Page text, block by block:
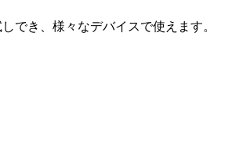
でき、様々なデバイスで使えます。